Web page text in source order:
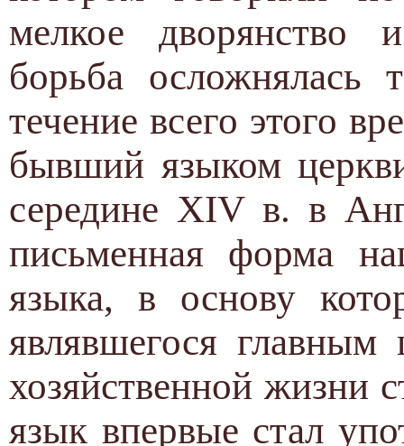
мелкое дворянство
борьба
течение всего этого
бывший языком
середине XIV в. в
письменная форма
языка, в основу
являвшегося главным
хозяйственной жизни
язык впервые стал